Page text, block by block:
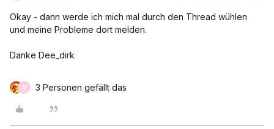
Okay - dann werde ich mich mal durch den Thread wühlen
und meine Probleme dort melden.
Danke Dee_dirk
M 3 Personen gefällt das